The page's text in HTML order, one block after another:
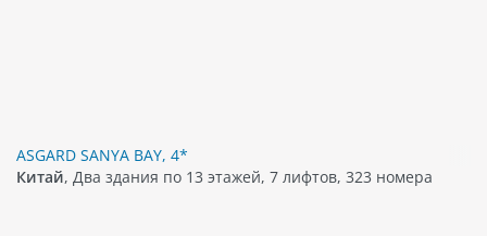
5*
ASGARD SANYA BAY, 4*
Китай, Два здания по 13 этажей, 7 лифтов, 323 номера